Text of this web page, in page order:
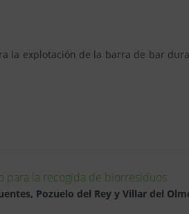
la explotación de la barra de bar
para la recogida de biorresiduos
Pozuelo del Rey y Villar del